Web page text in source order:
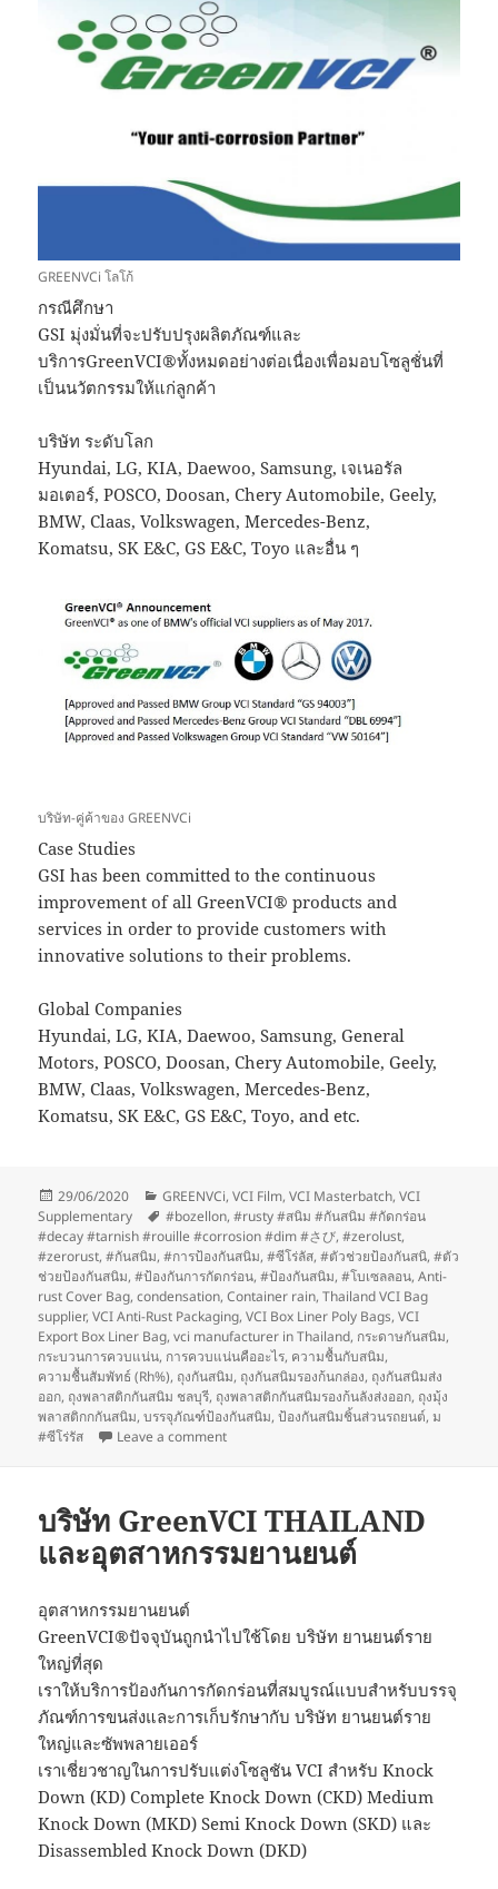
GREENVCi โลโก้
กรณีศึกษา
GSI มุ่งมั่นที่จะปรับปรุงผลิตภัณฑ์และ
บริการGreenVCI®ทั้งหมดอย่างต่อเนื่องเพื่อมอบโซลูชั่นที่
เป็นนวัตกรรมให้แก่ลูกค้า
บริษัท ระดับโลก
Hyundai, LG, KIA, Daewoo, Samsung, เจเนอรัล
มอเตอร์, POSCO, Doosan, Chery Automobile, Geely,
BMW, Claas, Volkswagen, Mercedes-Benz,
Komatsu, SK E&C, GS E&C, Toyo และอื่น ๆ
บริษัท-คู่ค้าของ GREENVCi
Case Studies
GSI has been committed to the continuous
improvement of all GreenVCI® products and
services in order to provide customers with
innovative solutions to their problems.
Global Companies
Hyundai, LG, KIA, Daewoo, Samsung, General
Motors, POSCO, Doosan, Chery Automobile, Geely,
BMW, Claas, Volkswagen, Mercedes-Benz,
Komatsu, SK E&C, GS E&C, Toyo, and etc.
Posted
on
29/06/2020 Categories
GREENVCi,VCI Film,VCI Masterbatch,VCI
Supplementary
Tags
#bozellon,#rusty #สนิม #กันสนิม #กัดกร่อน
#decay #tarnish #rouille #corrosion #dim #さび,#zerolust,
#zerorust,#กันสนิม,#การป้องกันสนิม,#ซีโร่ลัส,#ตัวช่วยป้องกันสนิ,#ตัว
ช่วยป้องกันสนิม,#ป้องกันการกัดกร่อน,#ป้องกันสนิม,#โบเซลลอน,Anti-
rust Cover Bag,condensation,Container rain,Thailand VCI Bag
supplier,VCI Anti-Rust Packaging,VCI Box Liner Poly Bags,VCI
Export Box Liner Bag,vci manufacturer in Thailand, กระดาษกันสนิม,
กระบวนการควบแน่น, การควบแน่นคืออะไร, ความชื้นกับสนิม,
ความชื้นสัมพัทธ์ (Rh%), ถุงกันสนิม, ถุงกันสนิมรองก้นกล่อง, ถุงกันสนิมส่ง
ออก, ถุงพลาสติกกันสนิม ชลบุรี, ถุงพลาสติกกันสนิมรองก้นลังส่งออก, ถุงมุ้ง
พลาสติกกกันสนิม,บรรจุภัณฑ์ป้องกันสนิม,ป้องกันสนิมชิ้นส่วนรถยนต์,ม
#ซีโร่รัส
Leave a commenton กรณีศึกษาและคู่ค้า โดย GreenVCI
บริษัท GreenVCI THAILAND
และอุตสาหกรรมยานยนต์
อุตสาหกรรมยานยนต์
GreenVCI®ปัจจุบันถูกนำไปใช้โดย บริษัท ยานยนต์ราย
ใหญ่ที่สุด
เราให้บริการป้องกันการกัดกร่อนที่สมบูรณ์แบบสำหรับบรรจุ
ภัณฑ์การขนส่งและการเก็บรักษากับ บริษัท ยานยนต์ราย
ใหญ่และซัพพลายเออร์
เราเชี่ยวชาญในการปรับแต่งโซลูชัน VCI สำหรับ Knock
Down (KD) Complete Knock Down (CKD) Medium
Knock Down (MKD) Semi Knock Down (SKD) และ
Disassembled Knock Down (DKD)